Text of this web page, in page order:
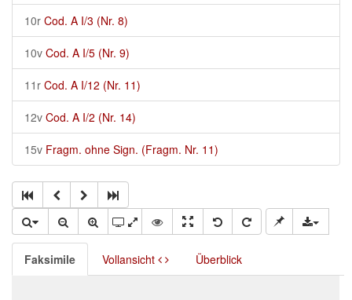
10r Cod. A I/3 (Nr. 8)
10v Cod. A I/5 (Nr. 9)
11r Cod. A I/12 (Nr. 11)
12v Cod. A I/2 (Nr. 14)
15v Fragm. ohne Sign. (Fragm. Nr. 11)
Faksimile Vollansicht Überblick